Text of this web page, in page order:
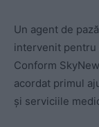
Un agent de
intervenit pentru
Conform
acordat primul
și serviciile